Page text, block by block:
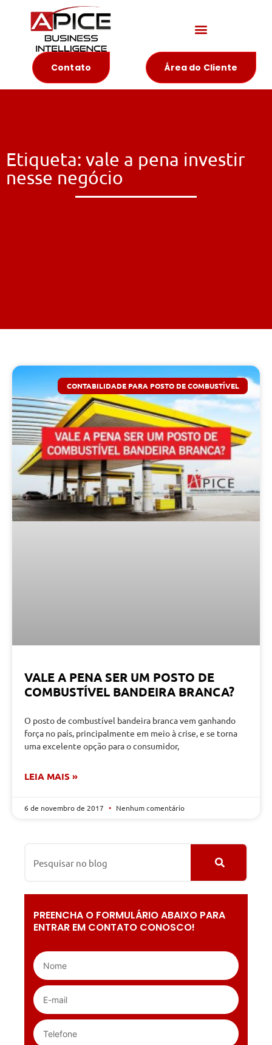
Contato Área do Cliente
Etiqueta: vale a pena investir
nesse negócio
CONTABILIDADE PARA POSTO DE COMBUSTÍVEL
VALE A PENA SER UM POSTO DE
COMBUSTÍVEL BANDEIRA BRANCA?
O posto de combustível bandeira branca vem ganhando
força no país, principalmente em meio à crise, e se torna
uma excelente opção para o consumidor,
LEIA MAIS »
6 de novembro de 2017 Nenhum comentário
PREENCHA O FORMULÁRIO ABAIXO PARA
ENTRAR EM CONTATO CONOSCO!